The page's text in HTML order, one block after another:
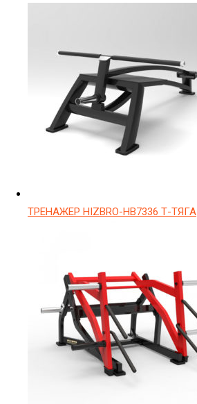
ТРЕНАЖЕР HIZBRO-HB7336 Т-ТЯГА